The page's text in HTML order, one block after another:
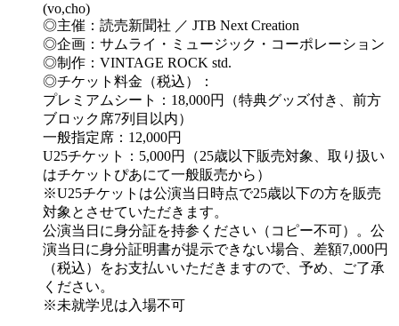
(vo,cho)
◎主催：読売新聞社 ／ JTB Next Creation
◎企画：サムライ・ミュージック・コーポレーション
◎制作：VINTAGE ROCK std.
◎チケット料金（税込）：
プレミアムシート：18,000円（特典グッズ付き、前方
ブロック席7列目以内）
一般指定席：12,000円
U25チケット：5,000円（25歳以下販売対象、取り扱い
はチケットぴあにて一般販売から）
※U25チケットは公演当日時点で25歳以下の方を販売
対象とさせていただきます。
公演当日に身分証を持参ください（コピー不可）。公
演当日に身分証明書が提示できない場合、差額7,000円
（税込）をお支払いいただきますので、予め、ご了承
ください。
※未就学児は入場不可